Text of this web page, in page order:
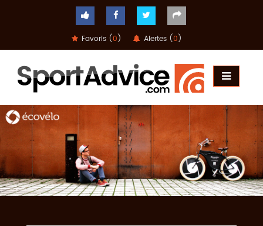
Favoris (0) Alertes (0)
COMPARATEUR
CONSEILS
QUESTIONS
-
RÉPONSES
CONTACT